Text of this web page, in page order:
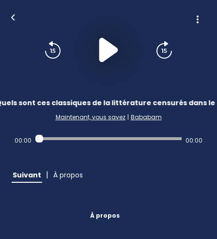
sont ces classiques de la littérature censurés dans le
Maintenant, vous savez | Bababam
00:00 00:00
Suivant | À propos
À propos